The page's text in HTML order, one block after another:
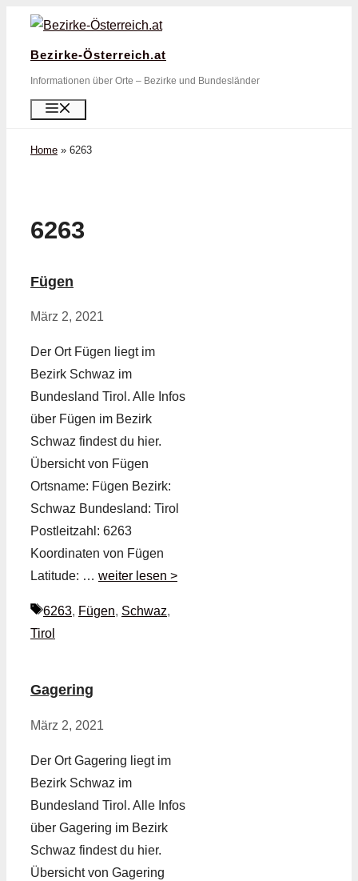
Zum
springen
Bezirke-Österreich.at
Informationen über Orte – Bezirke und Bundesländer
Home » 6263
6263
Fügen
März 2, 2021
Der Ort Fügen liegt im
Bezirk Schwaz im
Bundesland Tirol. Alle Infos
über Fügen im Bezirk
Schwaz findest du hier.
Übersicht von Fügen
Ortsname: Fügen Bezirk:
Schwaz Bundesland: Tirol
Postleitzahl: 6263
Koordinaten von Fügen
Latitude: … weiter lesen >
Schlagwörter
6263, Fügen, Schwaz,
Tirol
Gagering
März 2, 2021
Der Ort Gagering liegt im
Bezirk Schwaz im
Bundesland Tirol. Alle Infos
über Gagering im Bezirk
Schwaz findest du hier.
Übersicht von Gagering